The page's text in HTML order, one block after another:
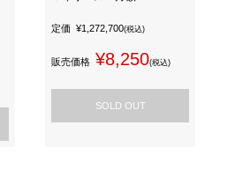
定価 ¥1,272,700(税込)
販売価格 ¥8,250(税込)
SOLD OUT